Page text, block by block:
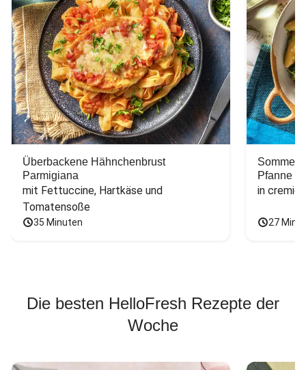
Überbackene Hähnchenbrust
Parmigiana
mit Fettuccine, Hartkäse und
Tomatensoße
35 Minuten
Pfanne
in
27
Die besten HelloFresh Rezepte der
Woche